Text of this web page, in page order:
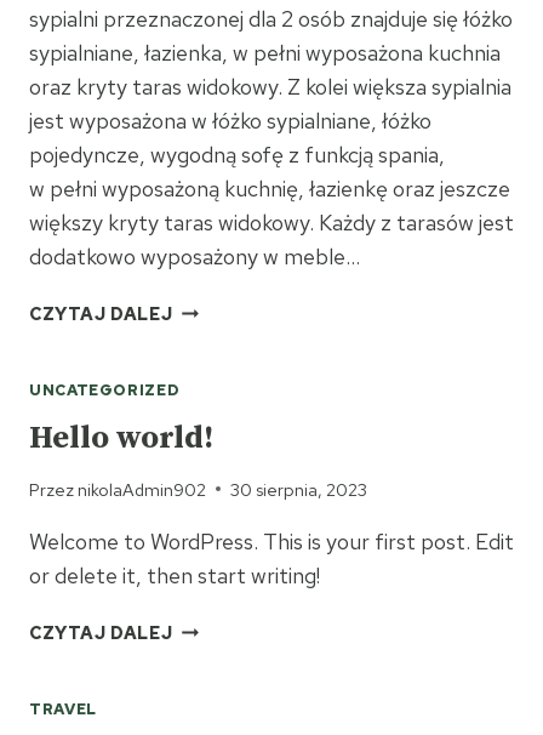
sypialni przeznaczonej dla 2 osób znajduje się łóżko
sypialniane, łazienka, w pełni wyposażona kuchnia
oraz kryty taras widokowy. Z kolei większa sypialnia
jest wyposażona w łóżko sypialniane, łóżko
pojedyncze, wygodną sofę z funkcją spania,
w pełni wyposażoną kuchnię, łazienkę oraz jeszcze
większy kryty taras widokowy. Każdy z tarasów jest
dodatkowo wyposażony w meble…
CZYTAJ DALEJAPARTAMENT
UNCATEGORIZED
Hello world!
Przez nikolaAdmin902 30 sierpnia, 2023
Welcome to WordPress. This is your first post. Edit
or delete it, then start writing!
CZYTAJ DALEJHELLO
TRAVEL